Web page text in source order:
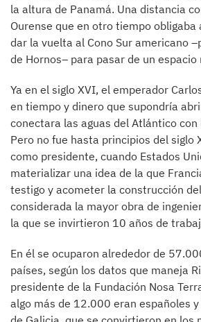
la altura de Panamá. Una distancia
Ourense que en otro tiempo obligaba
dar la vuelta al Cono Sur americano
de Hornos– para pasar de un
Ya en el siglo XVI, el emperador
en tiempo y dinero que supondría
conectara las aguas del Atlántico con
Pero no fue hasta principios del siglo
como presidente, cuando Estados
materializar una idea de la que
testigo y acometer la construcción
considerada la mayor obra de
la que se invirtieron 10 años de
En él se ocuparon alrededor de
países, según los datos que maneja
presidente de la Fundación Nosa
algo más de 12.000 eran españoles